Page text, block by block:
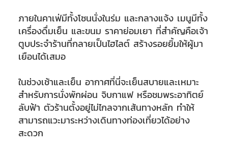
ภายในคาเฟ่มีทั้งโซนนั่งในร่ม และกลางแจ้ง เมนูมีทั้ง
เครื่องดื่มเย็น และขนม ราคาย่อมเยา ที่สำคัญคือเจ้า
ตูบประจำร้านที่กลายเป็นไฮไลต์ สร้างรอยยิ้มให้ผู้มา
เยือนได้เสมอ
ในช่วงเช้าและเย็น อากาศที่นี่จะเย็นสบายและเหมาะ
สำหรับการนั่งพักผ่อน จิบกาแฟ หรือชมพระอาทิตย์
ลับฟ้า ตัวร้านตั้งอยู่ไม่ไกลจากเส้นทางหลัก ทำให้
สามารถแวะมาระหว่างเดินทางท่องเที่ยวได้อย่าง
สะดวก